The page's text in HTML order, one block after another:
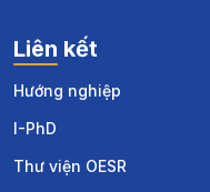
Liên kết
Hướng nghiệp
I-PhD
Thư viện OESR